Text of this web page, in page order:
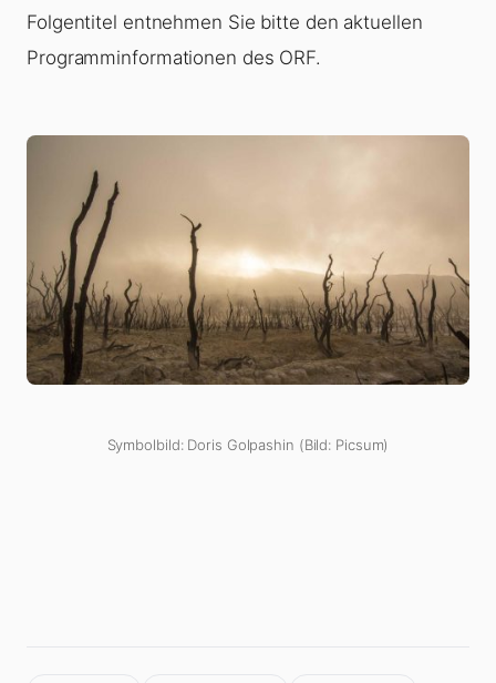
Folgentitel entnehmen Sie bitte den aktuellen
Programminformationen des ORF.
Symbolbild: Doris Golpashin (Bild: Picsum)